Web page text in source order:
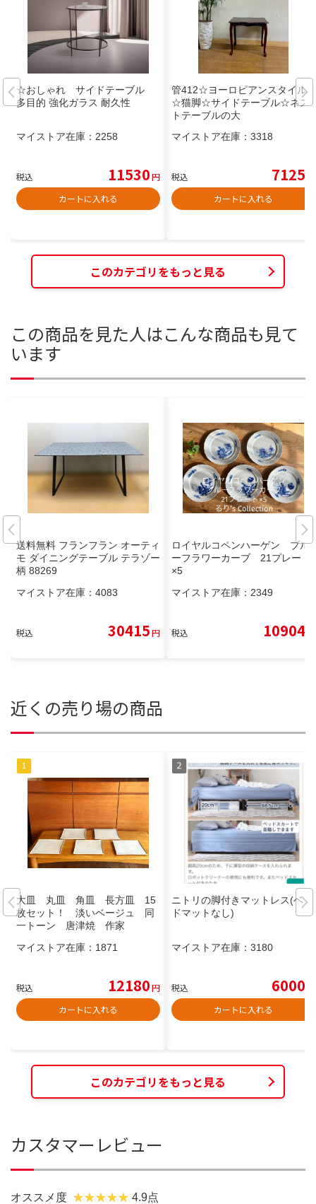
☆おしゃれ サイドテーブル
多目的 強化ガラス 耐久性
マイストア在庫： 2258
税込 11530円
カートに入れる
管412☆ヨーロピアンスタイル
☆猫脚☆サイドテーブル☆ネス
トテーブルの大
マイストア在庫： 3318
税込 7125
カートに入れる
このカテゴリをもっと見る
この商品を見た人はこんな商品も見て
います
送料無料 フランフラン オーティ
モ ダイニングテーブル テラゾー
柄 88269
マイストア在庫： 4083
税込 30415円
ロイヤルコペンハーゲン ブル
ーフラワーカーブ 21プレート
×5
マイストア在庫： 2349
税込 10904
近くの売り場の商品
大皿 丸皿 角皿 長方皿 15
枚セット！ 淡いベージュ 同
一トーン 唐津焼 作家
マイストア在庫： 1871
税込 12180円
カートに入れる
ニトリの脚付きマットレス(ベッ
ドマットなし)
マイストア在庫： 3180
税込 6000
カートに入れる
このカテゴリをもっと見る
カスタマーレビュー
オススメ度 4.9点